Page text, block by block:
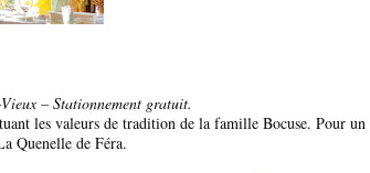
– Stationnement gratuit.
les valeurs de tradition de la famille Bocuse. Pour
Quenelle de Féra.